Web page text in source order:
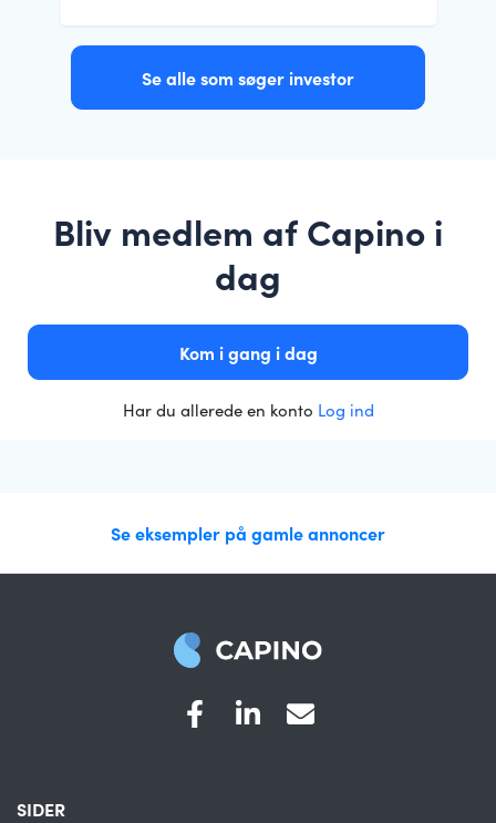
Se alle som søger investor
Bliv medlem af Capino i
dag
Kom i gang i dag
Har du allerede en konto Log ind
Se eksempler på gamle annoncer
SIDER